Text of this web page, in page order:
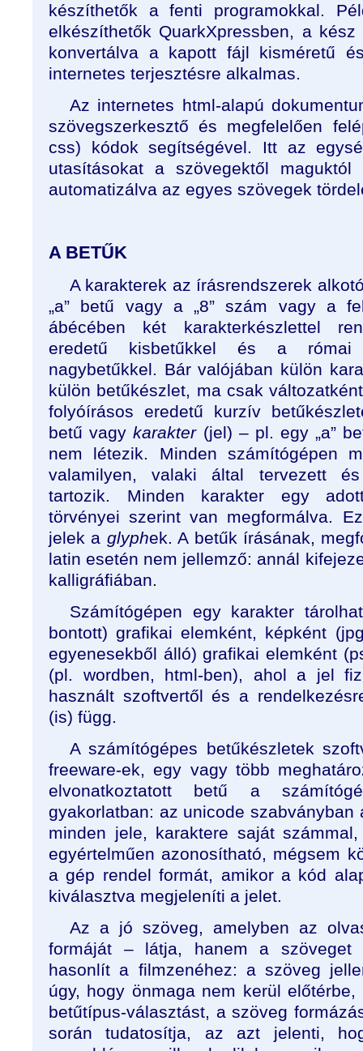
készíthetők a fenti programokkal.
elkészíthetők QuarkXpressben, a
konvertálva a kapott fájl kisméretű
internetes terjesztésre alkalmas.
Az internetes html-alapú
szövegszerkesztő és megfelelően
css) kódok segítségével. Itt az
utasításokat a szövegektől
automatizálva az egyes szövegek
A BETŰK
A karakterek az írásrendszerek
„a” betű vagy a „8” szám vagy a
ábécében két karakterkészlettel
eredetű kisbetűkkel és a római
nagybetűkkel. Bár valójában külön
külön betűkészlet, ma csak
folyóírásos eredetű kurzív
betű vagykarakter(jel) – pl. egy „a”
nem létezik. Minden számítógépen
valamilyen, valaki által tervezett
tartozik. Minden karakter egy
törvényei szerint van megformálva.
jelek a glyphek. A betűk írásának,
latin esetén nem jellemző: annál
kalligráfiában.
Számítógépen egy karakter
bontott) grafikai elemként, képként
egyenesekből álló) grafikai elemként
(pl. wordben, html-ben), ahol a jel
használt szoftvertől és a
(is) függ.
A számítógépes betűkészletek
freeware-ek, egy vagy több
elvonatkoztatott betű a
gyakorlatban: az unicode
minden jele, karaktere saját
egyértelműen azonosítható, mégsem
a gép rendel formát, amikor a kód
kiválasztva megjeleníti a jelet.
Az a jó szöveg, amelyben az
formáját – látja, hanem a szöveget
hasonlít a filmzenéhez: a szöveg
úgy, hogy önmaga nem kerül
betűtípus-választást, a szöveg
során tudatosítja, az azt jelenti,